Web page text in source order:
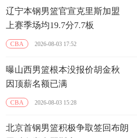
辽宁本钢男篮官宣克里斯加盟
上赛季场均19.7分7.7板
CBA 2026-08-03 17:52
曝山西男篮根本没报价胡金秋
因顶薪名额已满
CBA 2026-08-03 15:28
北京首钢男篮积极争取签回布朗